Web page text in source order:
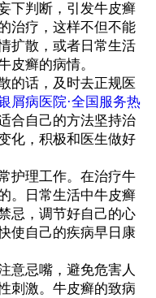
判断，引发牛皮癣
治疗，这样不但不能
扩散，或者日常生活
皮癣的病情。
话，及时去正规医
屑病医院·全国服务热
合自己的方法坚持治
化，积极和医生做好
理工作。在治疗牛
。日常生活中牛皮癣
忌，调节好自己的心
使自己的疾病早日康
忌嘴，避免危害人
刺激。牛皮癣的致病